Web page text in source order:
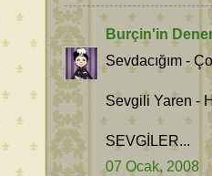
Burçin'in
Sevdacığım -
Sevgili Yaren -
SEVGİLER...
07 Ocak, 2008